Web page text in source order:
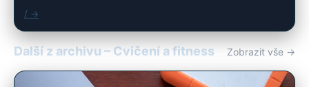
/ →
Další z archivu – Cvičení a fitness Zobrazit vše →